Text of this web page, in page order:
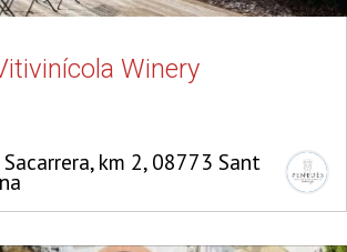
Winery
km 2, 08773 Sant